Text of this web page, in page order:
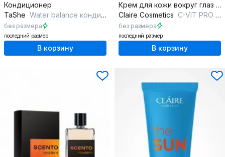
Кондиционер
TaShe Water balance кондиционер для волос
без размера
последний размер
В корзину
Крем для кожи вокруг глаз с витамином C
Claire Cosmetics C-VIT PRO GLOW THERAPY Крем для кожи вокруг глаз
без размера
последний размер
В корзину